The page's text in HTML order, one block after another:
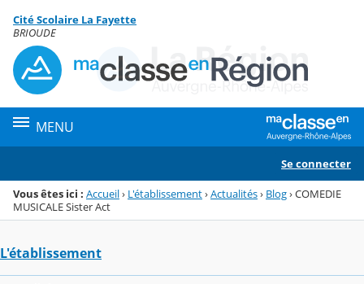
Menu de la rubrique
Contenu
Cité Scolaire La Fayette
BRIOUDE
MENU
Se connecter
Vous êtes ici : Accueil› L'établissement›Actualités› Blog›COMEDIE
MUSICALE Sister Act
L'établissement